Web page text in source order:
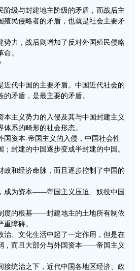
级与封建地主阶级的矛盾，而战后主
殖民侵略者的矛盾，也就是社会主要矛
势力，战后则增加了反对外国殖民侵略
。
代中国的主要矛盾。中国近代社会的
矛盾，是最主要的矛盾。
主义势力的入侵及其与中国封建主义
系的畸形的社会形态。
资本-帝国主义的入侵，中国社会性
封建的中国逐步变成半封建的中国。
和经济命脉，而且逐步控制了中国的
成为资本——帝国主义压迫、奴役中国
度的根基——封建地主的土地所有制依
障碍。
治、文化生活中起了一定作用，但是在
，而且大部分与外国资本——帝国主义
统治之下，近代中国各地区经济、政